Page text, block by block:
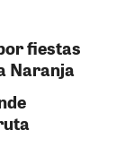
fiestas
Naranja